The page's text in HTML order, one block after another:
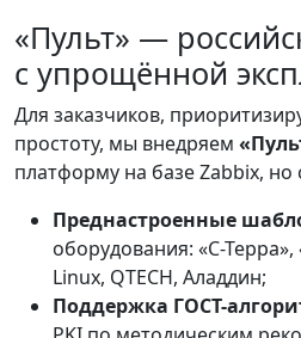
«Пульт» —
с упрощённой
Для заказчиков,
простоту, мы внедряем
платформу на базе Zabbix,
Преднастроенные
оборудования: «С-
Linux, QTECH, Аладдин;
Поддержка ГОСТ-